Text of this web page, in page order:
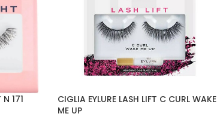
171
CIGLIA EYLURE LASH LIFT C CURL WAKE
ME UP